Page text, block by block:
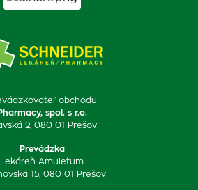
obchodu
spol. s r.o.
2, 080 01 Prešov
Prevádzka
Lekáreň Amuletum
15, 080 01 Prešov